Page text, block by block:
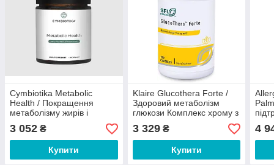
Cymbiotika Metabolic
Health / Покращення
метаболізму жирів і
контроль апетиту 84
капсули
3 052 ₴
Купити
Klaire Glucothera Forte /
Здоровий метаболізм
глюкози Комплекс хрому з
АЛК і куркумою 120 капсул
3 329₴
Купити
4